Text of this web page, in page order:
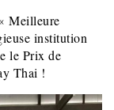
Meilleure
institution
le Prix de
Thai !